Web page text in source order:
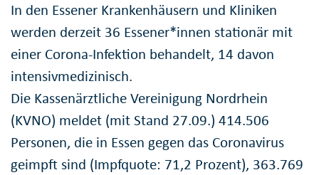
In den Essener Krankenhäusern und Kliniken
werden derzeit 36 Essener*innen stationär mit
einer Corona-Infektion behandelt, 14 davon
intensivmedizinisch.
Die Kassenärztliche Vereinigung Nordrhein
(KVNO) meldet (mit Stand 27.09.) 414.506
Personen, die in Essen gegen das Coronavirus
geimpft sind (Impfquote: 71,2 Prozent), 363.769